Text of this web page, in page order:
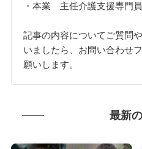
・本業 主任介護支援専門員
記事の内容についてご質問
いましたら、お問い合わせ
願いします。
最新